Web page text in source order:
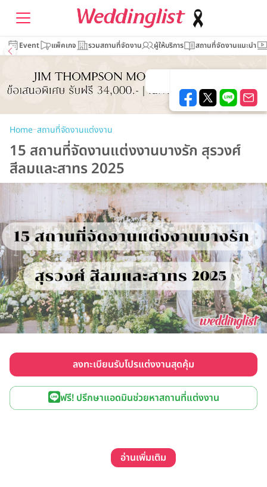
Event แพ็คเกจ รวมสถานที่จัดงาน ผู้ให้บริการ สถานที่จัดงานแนะนำ
Home–สถานที่จัดงานแต่งงาน
15 สถานที่จัดงานแต่งงานบางรัก สุรวงศ์
สีลมและสาทร 2025
ลงทะเบียนรับโปรแต่งงานสุดคุ้ม
ฟรี! ปรึกษาแอดมินช่วยหาสถานที่แต่งงาน
อ่านเพิ่มเติม